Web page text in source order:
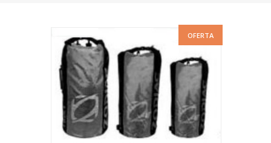
OFERTA